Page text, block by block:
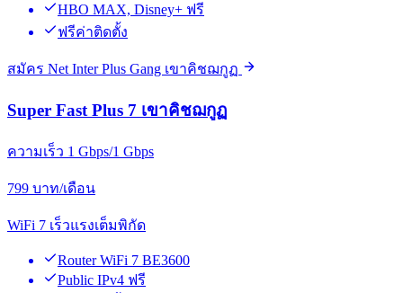
HBO MAX, Disney+ ฟรี
ฟรีค่าติดตั้ง
สมัคร Net Inter Plus Gang เขาคิชฌกูฏ
Super Fast Plus 7 เขาคิชฌกูฏ
ความเร็ว 1 Gbps/1 Gbps
799 บาท/เดือน
WiFi 7 เร็วแรงเต็มพิกัด
Router WiFi 7 BE3600
Public IPv4 ฟรี